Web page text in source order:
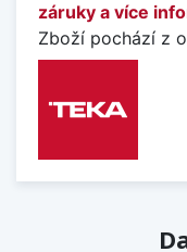
záruky a více
Zboží pochází z